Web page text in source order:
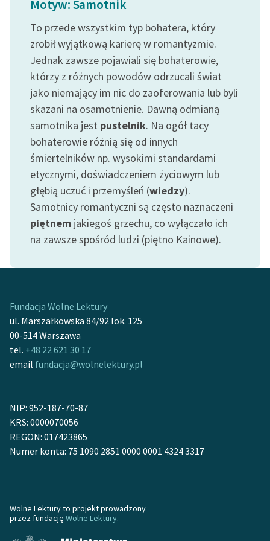
feministycznej
Ręce pełne poezji
Kolekcje edukacyjne
twórców przechodzących
do domeny publicznej,
lektur szkolnych oraz
Odkurzamy bohaterów
Lektur
O nas
Kontakt
Zasady wykorzystania
Wolnych Lektur
Logotypy
Polityka prywatności
Regulamin biblioteki
Informacja o treściach
wrażliwych
Motyw: Samotnik
To przede wszystkim typ bohatera, który
zrobił wyjątkową karierę w romantyzmie.
Jednak zawsze pojawiali się bohaterowie,
którzy z różnych powodów odrzucali świat
jako niemający im nic do zaoferowania lub byli
skazani na osamotnienie. Dawną odmianą
samotnika jest pustelnik. Na ogół tacy
bohaterowie różnią się od innych
śmiertelników np. wysokimi standardami
etycznymi, doświadczeniem życiowym lub
głębią uczuć i przemyśleń (wiedzy).
Samotnicy romantyczni są często naznaczeni
piętnem jakiegoś grzechu, co wyłączało ich
na zawsze spośród ludzi (piętno Kainowe).
Fundacja Wolne Lektury
ul. Marszałkowska 84/92 lok. 125
00-514 Warszawa
tel. +48 22 621 30 17
email fundacja@wolnelektury.pl
NIP: 952-187-70-87
KRS: 0000070056
REGON: 017423865
Numer konta: 75 1090 2851 0000 0001 4324 3317
Wolne Lektury to projekt prowadzony
przez fundację Wolne Lektury.